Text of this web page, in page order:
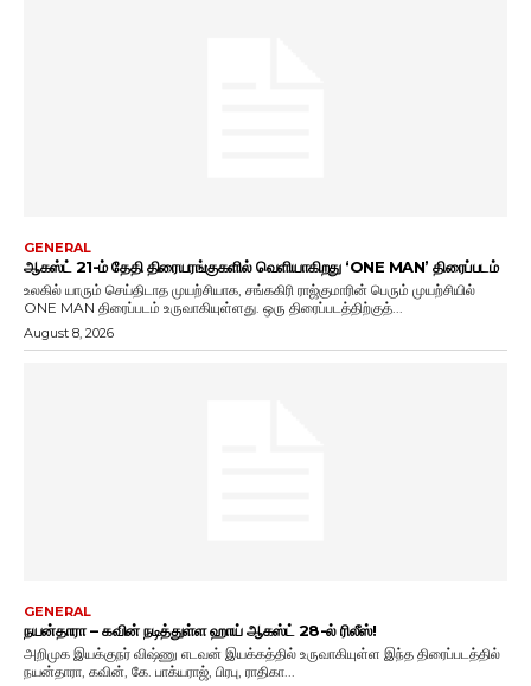
GENERAL
ஆகஸ்ட் 21-ம் தேதி திரையரங்குகளில் வெளியாகிறது ‘ONE MAN’ திரைப்படம்
உலகில் யாரும் செய்திடாத முயற்சியாக, சங்ககிரி ராஜ்குமாரின் பெரும் முயற்சியில்
ONE MAN திரைப்படம் உருவாகியுள்ளது. ஒரு திரைப்படத்திற்குத்...
August 8, 2026
GENERAL
நயன்தாரா – கவின் நடித்துள்ள ஹாய் ஆகஸ்ட் 28-ல் ரிலீஸ்!
அறிமுக இயக்குநர் விஷ்ணு எடவன் இயக்கத்தில் உருவாகியுள்ள இந்த திரைப்படத்தில்
நயன்தாரா, கவின், கே. பாக்யராஜ், பிரபு, ராதிகா...